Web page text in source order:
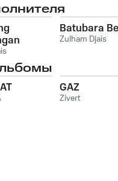
Batubara
Zulham Djais
GAZ
Zivert